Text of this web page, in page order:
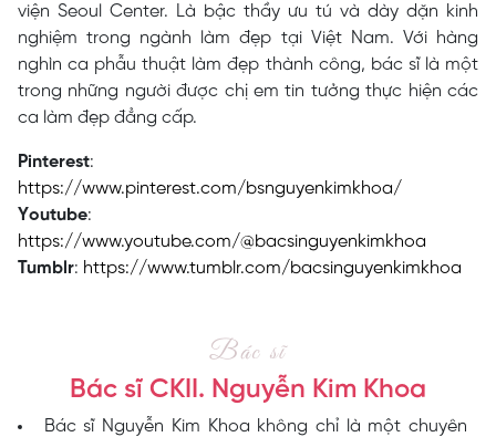
viện Seoul Center. Là bậc thầy ưu tú và dày dặn kinh
nghiệm trong ngành làm đẹp tại Việt Nam. Với hàng
nghìn ca phẫu thuật làm đẹp thành công, bác sĩ là một
trong những người được chị em tin tưởng thực hiện các
ca làm đẹp đẳng cấp.
Pinterest:
https://www.pinterest.com/bsnguyenkimkhoa/
Youtube:
https://www.youtube.com/@bacsinguyenkimkhoa
Tumblr: https://www.tumblr.com/bacsinguyenkimkhoa
Bác sĩ
Bác sĩ CKII. Nguyễn Kim Khoa
Bác sĩ Nguyễn Kim Khoa không chỉ là một chuyên